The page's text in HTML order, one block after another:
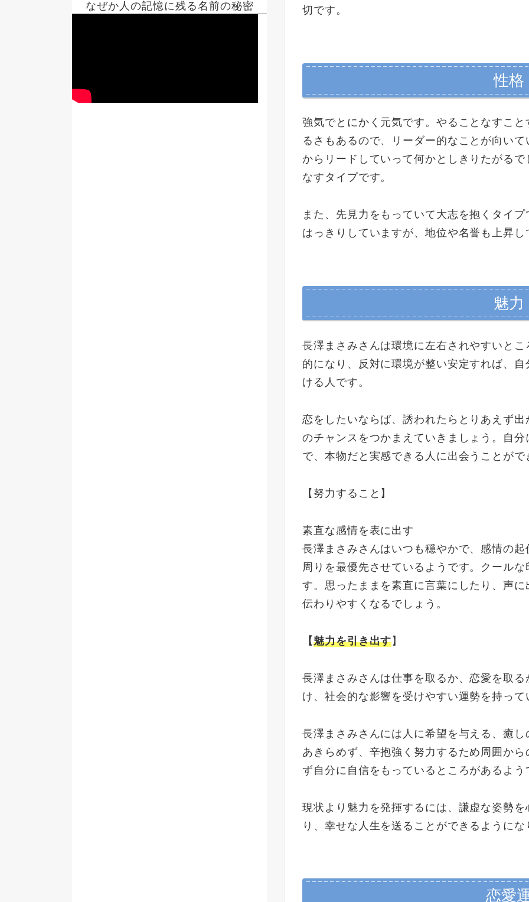
切です。
性格
強気でとにかく元気です。やることなすこ
るさもあるので、リーダー的なことが向い
からリードしていって何かとしきりたがる
なすタイプです。
また、先見力をもっていて大志を抱くタイ
はっきりしていますが、地位や名誉も上昇
魅力
長澤まさみさんは環境に左右されやすいと
的になり、反対に環境が整い安定すれば、
ける人です。
恋をしたいならば、誘われたらとりあえず
のチャンスをつかまえていきましょう。自
で、本物だと実感できる人に出会うことが
【努力すること】
素直な感情を表に出す
長澤まさみさんはいつも穏やかで、感情の
周りを最優先させているようです。クール
す。思ったままを素直に言葉にしたり、声
伝わりやすくなるでしょう。
【魅力を引き出す】
長澤まさみさんは仕事を取るか、恋愛を取
け、社会的な影響を受けやすい運勢を持っ
長澤まさみさんには人に希望を与える、癒
あきらめず、辛抱強く努力するため周囲か
ず自分に自信をもっているところがあるよう
現状より魅力を発揮するには、謙虚な姿勢
り、幸せな人生を送ることができるようにな
恋愛
なぜか人の記憶に残る名前の秘密